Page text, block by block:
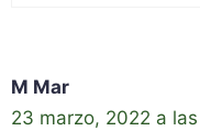
M Mar
23 marzo, 2022 a